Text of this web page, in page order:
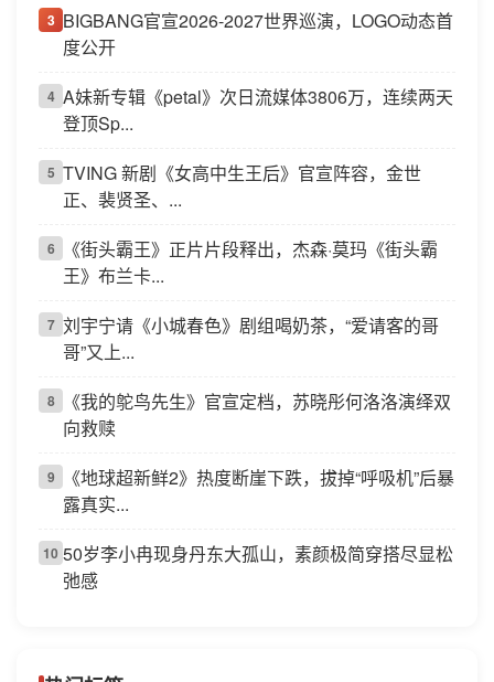
3 BIGBANG官宣2026-2027世界巡演，LOGO动态首
度公开
4 A妹新专辑《petal》次日流媒体3806万，连续两天
登顶Sp...
5 TVING 新剧《女高中生王后》官宣阵容，金世
正、裴贤圣、...
6
《街头霸王》正片片段释出，杰森·莫玛《街头霸
王》布兰卡...
7 刘宇宁请《小城春色》剧组喝奶茶，“爱请客的哥
哥”又上...
8
《我的鸵鸟先生》官宣定档，苏晓彤何洛洛演绎双
向救赎
9
《地球超新鲜2》热度断崖下跌，拔掉“呼吸机”后暴
露真实...
10 50岁李小冉现身丹东大孤山，素颜极简穿搭尽显松
弛感